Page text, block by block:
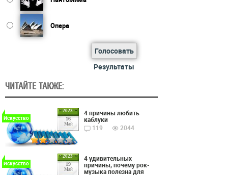
Опера
Голосовать
Результаты
ЧИТАЙТЕ ТАКЖЕ:
2023
16
Май
Искусство
4 причины любить
каблуки
119
2044
2023
19
Май
Искусство
4 удивительных
причины, почему рок-
музыка полезна для